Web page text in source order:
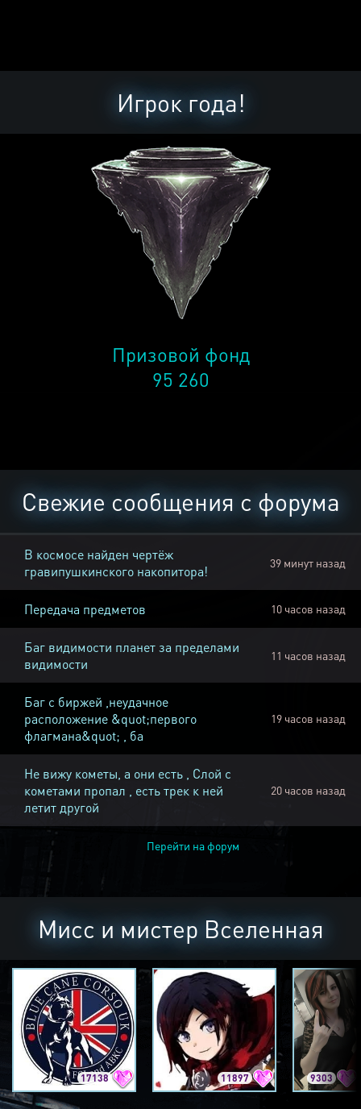
Игрок года!
Призовой фонд
95 260
Свежие сообщения с форума
В космосе найден чертёж
гравипушкинского накопитора!
39 минут назад
Передача предметов 10 часов назад
Баг видимости планет за пределами
видимости
11 часов назад
Баг с биржей ,неудачное
расположение &quot;первого
флагмана&quot; , ба
19 часов назад
Не вижу кометы, а они есть , Слой с
кометами пропал , есть трек к ней
летит другой
20 часов назад
Перейти на форум
Мисс и мистер Вселенная
17138 11897 9303